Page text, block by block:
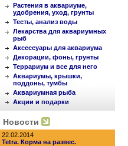
Растения в аквариуме,
удобрения, уход, грунты
Тесты, анализ воды
Лекарства для аквариумных
рыб
Аксессуары для аквариума
Декорации, фоны, грунты
Террариум и все для него
Аквариумы, крышки,
поддоны, тумбы
Аквариумная рыба
Акции и подарки
Новости
22.02.2014
Tetra. Корма на развес.